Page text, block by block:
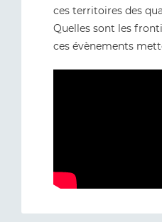
ces territoires des
Quelles sont les
ces évènements